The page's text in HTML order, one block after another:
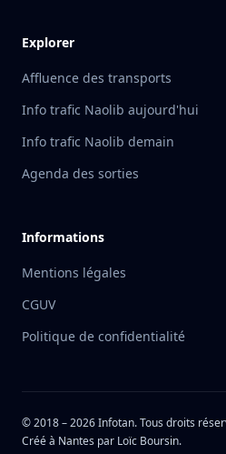
Explorer
Affluence des transports
Info trafic Naolib aujourd'hui
Info trafic Naolib demain
Agenda des sorties
Informations
Mentions légales
CGUV
Politique de confidentialité
© 2018 –2026Infotan. Tous droits
Créé à Nantes par Loïc Boursin.